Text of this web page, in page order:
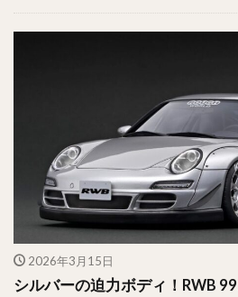
2026年3月15日
シルバーの迫力ボディ！RWB